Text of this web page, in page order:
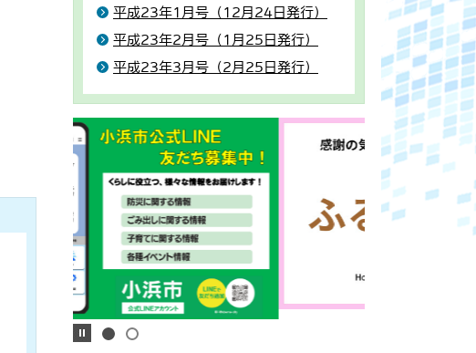
平成23年1月号（12月24日発行）
平成23年2月号（1月25日発行）
平成23年3月号（2月25日発行）